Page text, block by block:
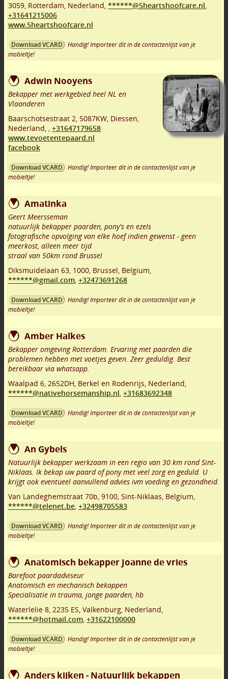
3059, Rotterdam, Nederland, ******@5heartshoofcare.nl,
+31641215006
www.5heartshoofcare.nl
Download VCARD
Handig! Importeer dit in de contactenlijst van je
mobieltje!
Adwin Nooyens
Bekapper met werkgebied heel NL en
Vlaanderen
Baarschotsestraat 2, 5087KW, Diessen,
Nederland, , +31647179658
www.tevoetentepaard.nl
facebook
Download VCARD
Handig! Importeer dit in de contactenlijst van je
mobieltje!
Amatinka
Geert Meersseman
natuurlijk bekapper paarden, pony's en ezels
fotografische opvolging van elke hoef indien gewenst - geen
meerkost, alleen meer tijd
straal van 50km rond Brussel
Diksmuidelaan 63, 1000, Brussel, Belgium,
******@gmail.com, +32473691268
Download VCARD
Handig! Importeer dit in de contactenlijst van je
mobieltje!
Amber Halkes
Bekapper omgeving Rotterdam. Ervaring met paarden die
problemen hebben met voetjes geven. Zeer geduldig. Best
bereikbaar via whatsapp.
Waalpad 6, 2652DH, Berkel en Rodenrijs, Nederland,
******@nativehorsemanship.nl, +31683692348
Download VCARD
Handig! Importeer dit in de contactenlijst van je
mobieltje!
An Gybels
Natuurlijk bekapper werkzaam in een regio van 30 km rond Sint-
Niklaas. Ik bekap uw paard of pony met veel zorg en geduld. U
krijgt ook eventueel aanvullend advies ivm voeding en gezondheid.
Van Landeghemstraat 70b, 9100, Sint-Niklaas, Belgium,
******@telenet.be, +32498705583
Download VCARD
Handig! Importeer dit in de contactenlijst van je
mobieltje!
Anatomisch bekapper Joanne de vries
Barefoot paardadviseur
Anatomisch en mechanisch bekappen
Specialisatie in trauma, jonge paarden, hb
Waterlelie 8, 2235 ES, Valkenburg, Nederland,
******@hotmail.com, +31622100000
Download VCARD
Handig! Importeer dit in de contactenlijst van je
mobieltje!
Anders kijken - Natuurlijk bekappen